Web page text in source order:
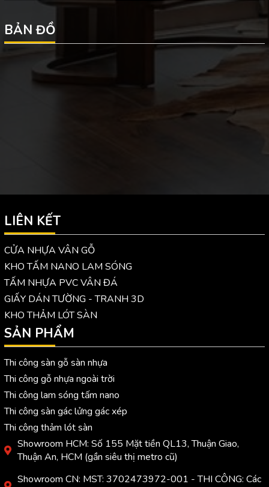
BẢN ĐỒ
LIÊN KẾT
CỬA NHỰA VÂN GỖ
KHO TẤM NANO LAM SÓNG
TẤM NHỰA PVC VÂN ĐÁ
GIẤY DÁN TƯỜNG - TRANH 3D
KHO THẢM LÓT SÀN
SẢN PHẨM
Thi công sàn gỗ sàn nhựa
Thi công gỗ nhựa ngoài trời
Thi công lam sóng tấm nano
Thi công sàn gác lửng gác xép
Thi công thảm lót sàn
Showroom HCM: Số 155 Mặt tiền QL13, Thuận Giao,
Thuận An, HCM (gần siêu thị metro cũ)
Showroom CN: MST: 3702473972-001 - THI CÔNG: Các